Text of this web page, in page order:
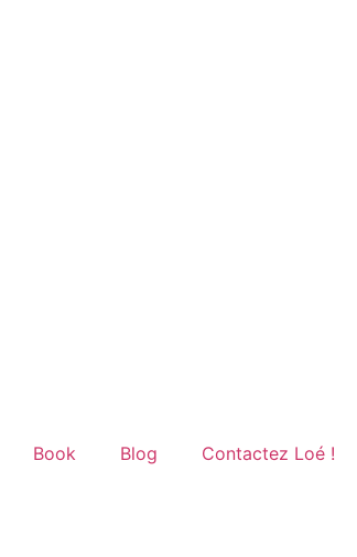
Book Blog Contactez Loé !